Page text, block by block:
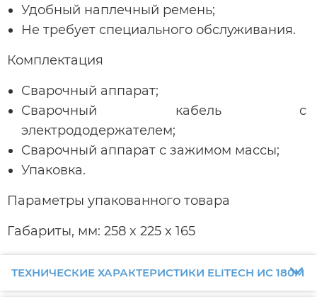
Удобный наплечный ремень;
Не требует специального обслуживания.
Комплектация
Сварочный аппарат;
Сварочный кабель с
электрододержателем;
Сварочный аппарат с зажимом массы;
Упаковка.
Параметры упакованного товара
Габариты, мм: 258 x 225 x 165
ТЕХНИЧЕСКИЕ ХАРАКТЕРИСТИКИ ELITECH ИС 180М